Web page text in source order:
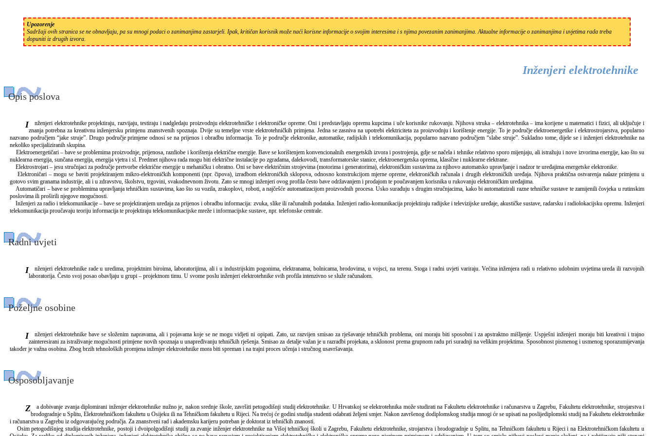
Upozorenje
Sadržaji ovih stranica se ne obnavljaju, pa su mnogi podaci o zanimanjima zastarjeli. Ipak, kritičan korisnik može naći korisne informacije o svojim interesima i s njima povezanim zanimanjima. Aktualne informacije o zanimanjima i uvjetima rada treba
dopuniti iz drugih izvora.
Inženjeri elektrotehnike
Opis poslova
Inženjeri elektrotehnike projektiraju, razvijaju, testiraju i nadgledaju proizvodnju elektrotehničke i elektroničke opreme. Oni i predstavljaju opremu kupcima i uče korisnike rukovanju. Njihova struka – elektrotehnika – ima korijene u matematici i fizici, ali uključuje i
znanja potrebna za kreativnu inženjersku primjenu znanstvenih spoznaja. Dvije su temeljne vrste elektrotehničkih primjena. Jedna se zasniva na upotrebi elektriciteta za proizvodnju i korištenje energije. To je područje elektroenergetike i elektrostrojarstva, popularno
nazvano područjem “jake struje”. Drugo područje primjene odnosi se na prijenos i obradbu informacija. To je područje elektronike, automatike, radijskih i telekomunikacija, popularno nazvano područjem “slabe struje”. Sukladno tome, dijele se i inženjeri elektrotehnike na
nekoliko specijaliziranih skupina.
Elektroenergetičari – bave se problemima proizvodnje, prijenosa, razdiobe i korištenja električne energije. Bave se korištenjem konvencionalnih energetskih izvora i postrojenja, gdje se načela i tehnike relativno sporo mijenjaju, ali istražuju i nove izvorima energije, kao što su
nuklearna energija, sunčana energija, energija vjetra i sl. Predmet njihova rada mogu biti električne instalacije po zgradama, dalekovodi, transformatorske stanice, elektroenergetska oprema, klasične i nuklearne elektrane.
Elektrostrojari – jesu stručnjaci za područje pretvorbe električne energije u mehaničku i obratno. Oni se bave električnim strojevima (motorima i generatorima), elektroničkim sustavima za njihovo automatsko upravljanje i nadzor te uređajima energetske elektronike.
Elektroničari – mogu se baviti projektiranjem mikro-elektroničkih komponenti (npr. čipova), izradbom elektroničkih sklopova, odnosno konstrukcijom mjerne opreme, elektroničkih računala i drugih elektroničkih uređaja. Njihova praktična ostvarenja nalaze primjenu u
gotovo svim granama industrije, ali i u zdravstvu, školstvu, trgovini, svakodnevnom životu. Zato se mnogi inženjeri ovog profila često bave održavanjem i prodajom te poučavanjem korisnika u rukovanju elektroničkim uređajima.
Automatičari – bave se problemima upravljanja tehničkim sustavima, kao što su vozila, zrakoplovi, roboti, a najčešće automatizacijom proizvodnih procesa. Usko surađuju s drugim stručnjacima, kako bi automatizirali razne tehničke sustave te zamijenili čovjeka u rutinskim
poslovima ili proširili njegove mogućnosti.
Inženjeri za radio i telekomunikacije – bave se projektiranjem uređaja za prijenos i obradbu informacija: zvuka, slike ili računalnih podataka. Inženjeri radio-komunikacija projektiraju radijske i televizijske uređaje, akustičke sustave, radarsku i radiolokacijsku opremu. Inženjeri
telekomunikacija proučavaju teoriju informacija te projektiraju telekomunikacijske mreže i informacijske sustave, npr. telefonske centrale.
Radni uvjeti
Inženjeri elektrotehnike rade u uredima, projektnim biroima, laboratorijima, ali i u industrijskim pogonima, elektranama, bolnicama, brodovima, u vojsci, na terenu. Stoga i radni uvjeti variraju. Većina inženjera radi u relativno udobnim uvjetima ureda ili razvojnih
laboratorija. Često svoj posao obavljaju u grupi – projektnom timu. U svome poslu inženjeri elektrotehnike svih profila intenzivno se služe računalom.
Poželjne osobine
Inženjeri elektrotehnike bave se složenim napravama, ali i pojavama koje se ne mogu vidjeti ni opipati. Zato, uz razvijen smisao za rješavanje tehničkih problema, oni moraju biti sposobni i za apstraktno mišljenje. Uspješni inženjeri moraju biti kreativni i trajno
zainteresirani za istraživanje mogućnosti primjene novih spoznaja u unapređivanju tehničkih rješenja. Smisao za detalje važan je u razradbi projekata, a sklonost prema grupnom radu pri suradnji na velikim projektima. Sposobnost pismenog i usmenog sporazumijevanja
također je važna osobina. Zbog brzih tehnoloških promjena inženjer elektrotehnike mora biti spreman i na trajni proces učenja i stručnog usavršavanja.
Osposobljavanje
Za dobivanje zvanja diplomirani inženjer elektrotehnike nužno je, nakon srednje škole, završiti petogodišnji studij elektrotehnike. U Hrvatskoj se elektrotehnika može studirati na Fakultetu elektrotehnike i računarstva u Zagrebu, Fakultetu elektrotehnike, strojarstva i
brodogradnje u Splitu, Elektrotehničkom fakultetu u Osijeku ili na Tehničkom fakultetu u Rijeci. Na trećoj će godini studija studenti odabrati željeni smjer. Nakon završenog dodiplomskog studija mnogi će se upisati na poslijediplomski studij na Fakultetu elektrotehnike
i računarstva u Zagrebu iz odgovarajućeg područja. Za znanstveni rad i akademsku karijeru potreban je doktorat iz tehničkih znanosti.
Osim petogodišnjeg studija elektrotehnike, postoji i dvoipolgodišnji studij za zvanje inženjer elektrotehnike na Višoj tehničkoj školi u Zagrebu, Fakultetu elektrotehnike, strojarstva i brodogradnje u Splitu, na Tehničkom fakultetu u Rijeci i na Elektrotehničkom fakultetu u